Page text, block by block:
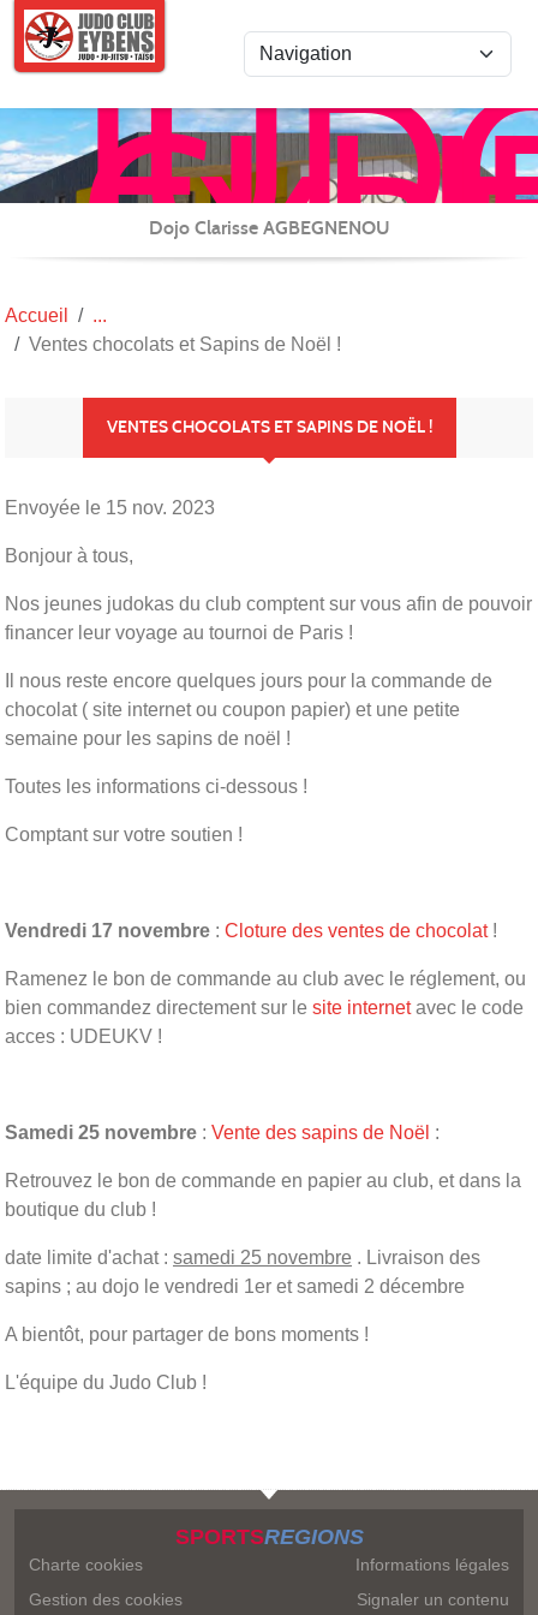
JU-
/
et
Dojo Clarisse AGBEGNENOU
Accueil
Ventes chocolats et Sapins de Noël !
VENTES CHOCOLATS ET SAPINS DE NOËL !
Envoyée le 15 nov. 2023
Bonjour à tous,
Nos jeunes judokas du club comptent sur vous afin de pouvoir
financer leur voyage au tournoi de Paris !
Il nous reste encore quelques jours pour la commande de
chocolat ( site internet ou coupon papier) et une petite
semaine pour les sapins de noël !
Toutes les informations ci-dessous !
Comptant sur votre soutien !
Vendredi 17 novembre : Cloture des ventes de chocolat!
Ramenez le bon de commande au club avec le réglement, ou
bien commandez directement sur le site internetavec le code
acces : UDEUKV !
Samedi 25 novembre : Vente des sapins de Noël :
Retrouvez le bon de commande en papier au club, et dans la
boutique du club !
date limite d'achat : samedi 25 novembre . Livraison des
sapins ; au dojo le vendredi 1er et samedi 2 décembre
A bientôt, pour partager de bons moments !
L'équipe du Judo Club !
SPORTSREGIONS
Charte cookies
Gestion des cookies
Informations légales
Signaler un contenu
Panneau de gestion des cookies